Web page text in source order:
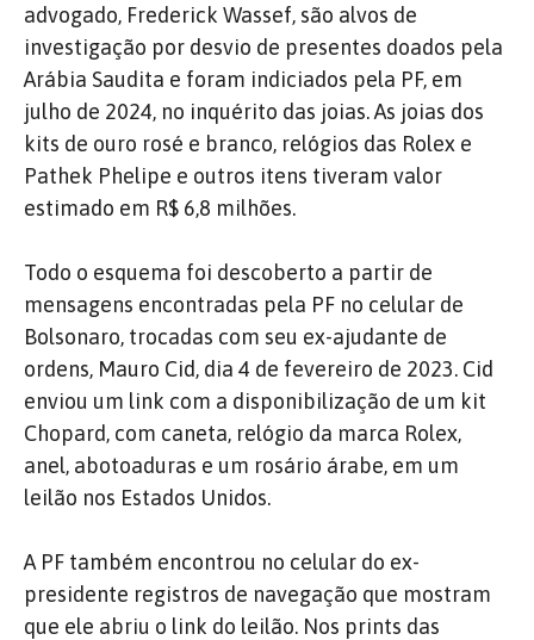
advogado, Frederick Wassef, são alvos de
investigação por desvio de presentes doados pela
Arábia Saudita e foram indiciados pela PF, em
julho de 2024, no inquérito das joias. As joias dos
kits de ouro rosé e branco, relógios das Rolex e
Pathek Phelipe e outros itens tiveram valor
estimado em R$ 6,8 milhões.
Todo o esquema foi descoberto a partir de
mensagens encontradas pela PF no celular de
Bolsonaro, trocadas com seu ex-ajudante de
ordens, Mauro Cid, dia 4 de fevereiro de 2023. Cid
enviou um link com a disponibilização de um kit
Chopard, com caneta, relógio da marca Rolex,
anel, abotoaduras e um rosário árabe, em um
leilão nos Estados Unidos.
A PF também encontrou no celular do ex-
presidente registros de navegação que mostram
que ele abriu o link do leilão. Nos prints das